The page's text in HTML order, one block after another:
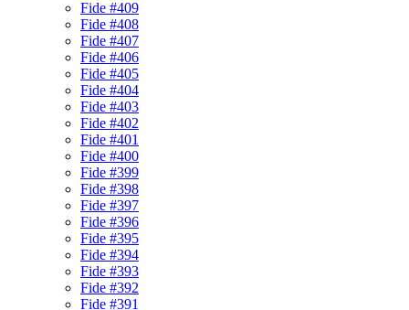
Fide #409
Fide #408
Fide #407
Fide #406
Fide #405
Fide #404
Fide #403
Fide #402
Fide #401
Fide #400
Fide #399
Fide #398
Fide #397
Fide #396
Fide #395
Fide #394
Fide #393
Fide #392
Fide #391